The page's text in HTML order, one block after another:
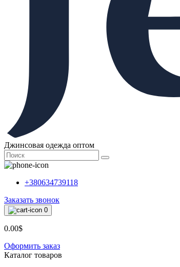
Джинсовая одежда оптом
+380634739118
Заказать звонок
0
0.00$
Оформить заказ
Каталог товаров